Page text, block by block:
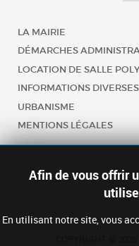
LA MAIRIE
DÉMARCHES
LOCATION DE SALLE
INFORMATIONS DIVERSES
URBANISME
MENTIONS LÉGALES
Afin de vous offrir
En utilisant notre site, vous